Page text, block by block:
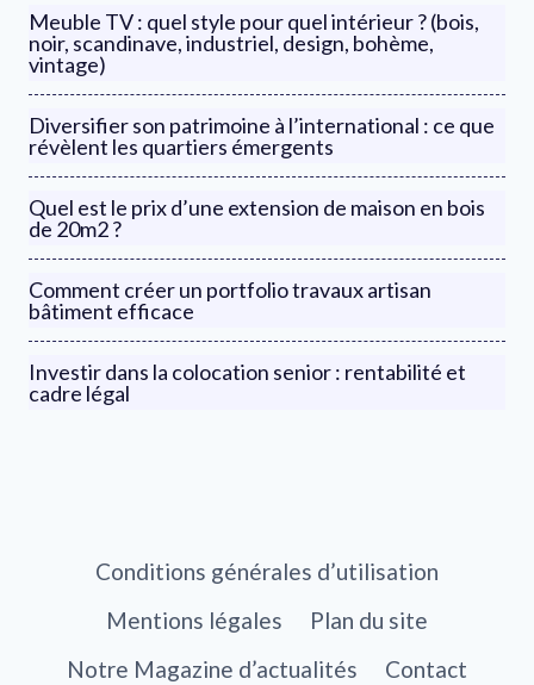
Meuble TV : quel style pour quel intérieur ? (bois,
noir, scandinave, industriel, design, bohème,
vintage)
Diversifier son patrimoine à l’international : ce que
révèlent les quartiers émergents
Quel est le prix d’une extension de maison en bois
de 20m2 ?
Comment créer un portfolio travaux artisan
bâtiment efficace
Investir dans la colocation senior : rentabilité et
cadre légal
Conditions générales d’utilisation
Mentions légales
Plan du site
Notre Magazine d’actualités
Contact